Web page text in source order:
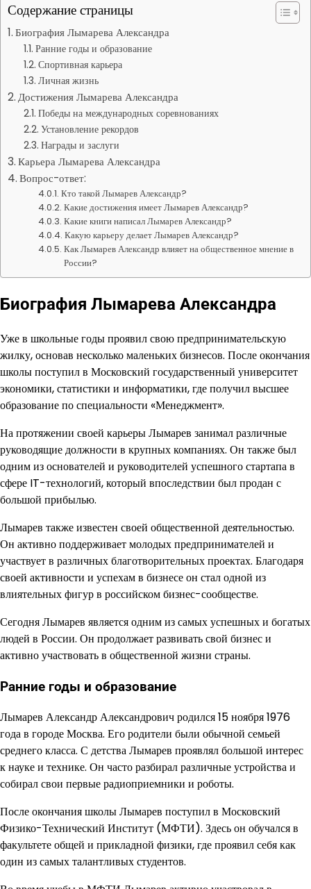
Содержание страницы
Биография Лымарева Александра
Ранние годы и образование
Спортивная карьера
Личная жизнь
Достижения Лымарева Александра
Победы на международных соревнованиях
Установление рекордов
Награды и заслуги
Карьера Лымарева Александра
Вопрос-ответ:
Кто такой Лымарев Александр?
Какие достижения имеет Лымарев Александр?
Какие книги написал Лымарев Александр?
Какую карьеру делает Лымарев Александр?
Как Лымарев Александр влияет на общественное мнение в
России?
Биография Лымарева Александра
Уже в школьные годы проявил свою предпринимательскую
жилку, основав несколько маленьких бизнесов. После окончания
школы поступил в Московский государственный университет
экономики, статистики и информатики, где получил высшее
образование по специальности «Менеджмент».
На протяжении своей карьеры Лымарев занимал различные
руководящие должности в крупных компаниях. Он также был
одним из основателей и руководителей успешного стартапа в
сфере IT-технологий, который впоследствии был продан с
большой прибылью.
Лымарев также известен своей общественной деятельностью.
Он активно поддерживает молодых предпринимателей и
участвует в различных благотворительных проектах. Благодаря
своей активности и успехам в бизнесе он стал одной из
влиятельных фигур в российском бизнес-сообществе.
Сегодня Лымарев является одним из самых успешных и богатых
людей в России. Он продолжает развивать свой бизнес и
активно участвовать в общественной жизни страны.
Ранние годы и образование
Лымарев Александр Александрович родился 15 ноября 1976
года в городе Москва. Его родители были обычной семьей
среднего класса. С детства Лымарев проявлял большой интерес
к науке и технике. Он часто разбирал различные устройства и
собирал свои первые радиоприемники и роботы.
После окончания школы Лымарев поступил в Московский
Физико-Технический Институт (МФТИ). Здесь он обучался в
факультете общей и прикладной физики, где проявил себя как
один из самых талантливых студентов.